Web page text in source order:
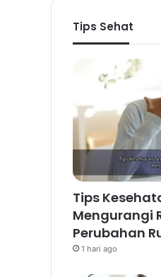
Tips Sehat
Tips
Mengurangi
Perubahan
1 hari ago